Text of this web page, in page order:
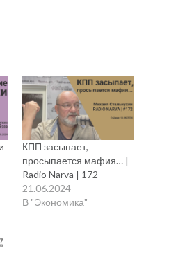
КПП засыпает,
просыпается мафия… |
Radio Narva | 172
21.06.2024
В "Экономика"